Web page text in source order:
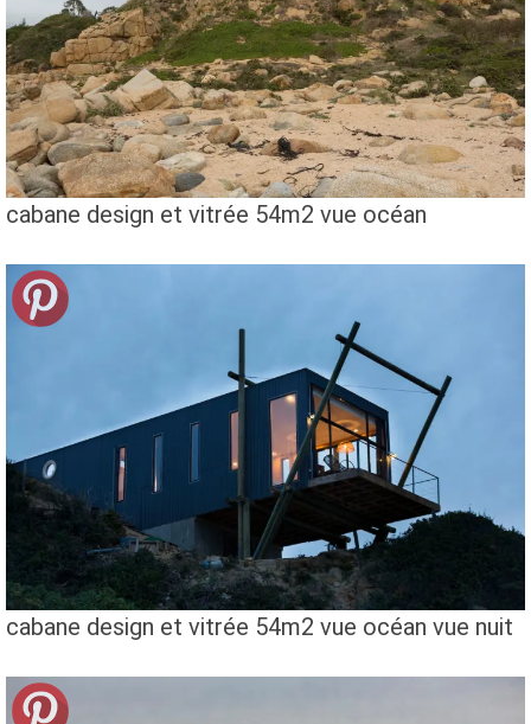
cabane design et vitrée 54m2 vue océan
cabane design et vitrée 54m2 vue océan vue nuit